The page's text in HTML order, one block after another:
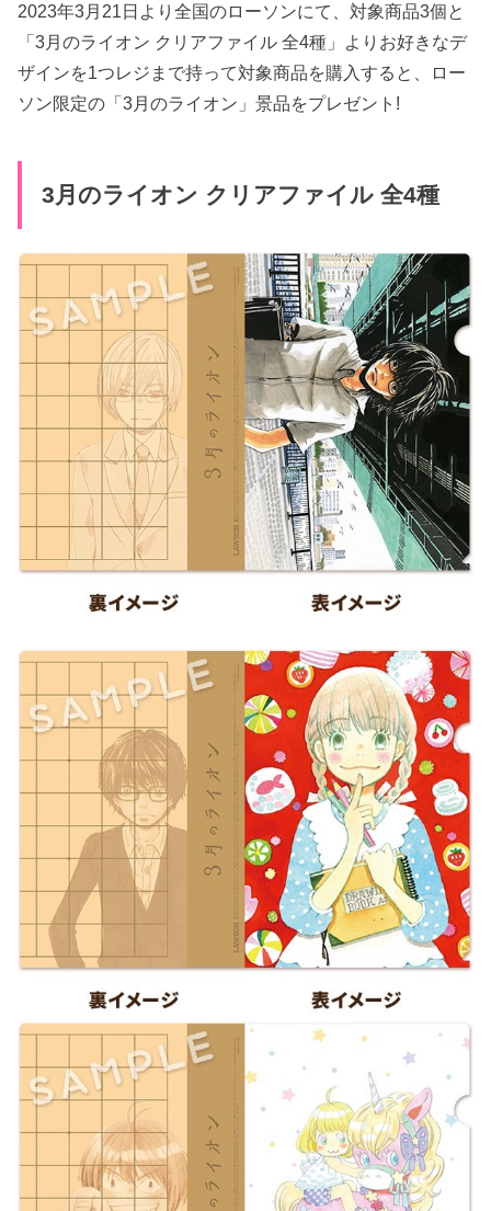
2023年3月21日より全国のローソンにて、対象商品3個と
「3月のライオン クリアファイル 全4種」よりお好きなデ
ザインを1つレジまで持って対象商品を購入すると、ロー
ソン限定の「3月のライオン」景品をプレゼント!
3月のライオン クリアファイル 全4種